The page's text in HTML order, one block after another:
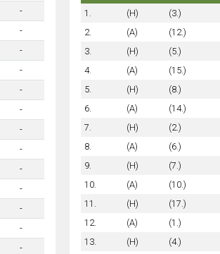
-
-
-
-
-
-
-
-
-
-
-
-
-
1.
(H) (3.)
2.
(A) (12.)
3.
(H) (5.)
4.
(A) (15.)
5.
(H) (8.)
6.
(A) (14.)
7.
(H) (2.)
8.
(A) (6.)
9.
(H) (7.)
10.
(A) (10.)
11.
(H) (17.)
12.
(A) (1.)
13.
(H) (4.)